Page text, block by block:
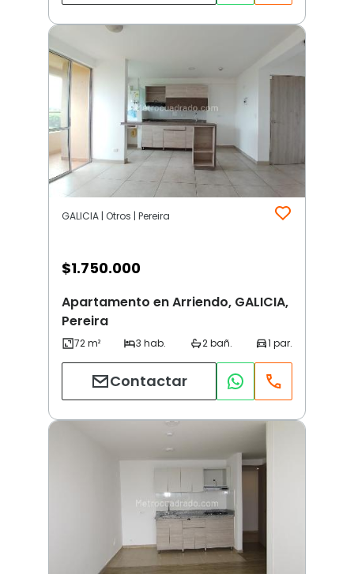
GALICIA | Otros | Pereira
$1.750.000
Apartamento en Arriendo, GALICIA,
Pereira
Contactar